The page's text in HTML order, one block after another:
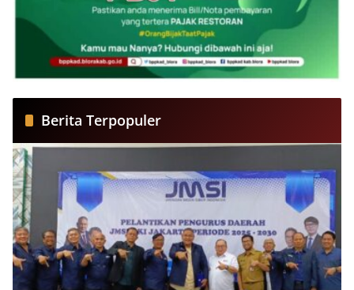
Berita Terpopuler